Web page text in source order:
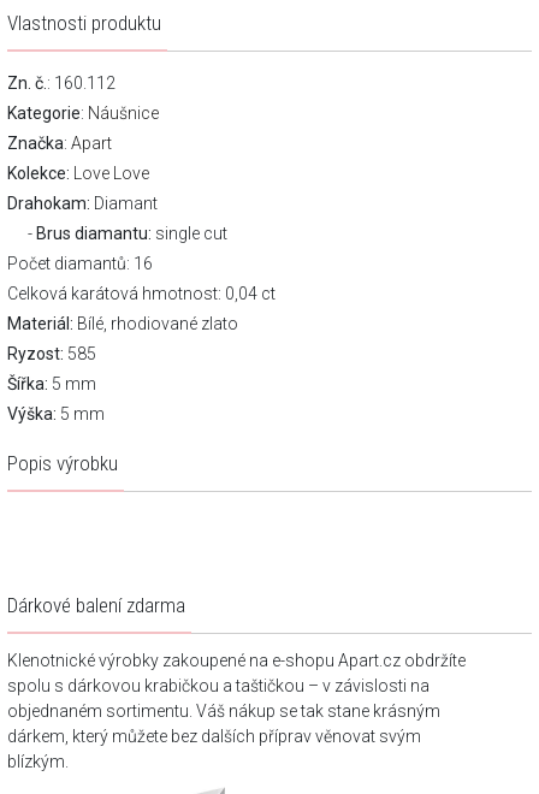
Vlastnosti produktu
Zn. č. : 160.112
Kategorie: Náušnice
Značka: Apart
Kolekce:
Love Love
Drahokam: Diamant
Brus diamantu: single cut
Počet diamantů: 16
Celková karátová hmotnost: 0,04 ct
Materiál: Bílé, rhodiované zlato
Ryzost: 585
Šířka: 5 mm
Výška: 5 mm
Popis výrobku
Dárkové balení zdarma
Klenotnické výrobky zakoupené na e-shopu Apart.cz obdržíte
spolu s dárkovou krabičkou a taštičkou – v závislosti na
objednaném sortimentu. Váš nákup se tak stane krásným
dárkem, který můžete bez dalších příprav věnovat svým
blízkým.